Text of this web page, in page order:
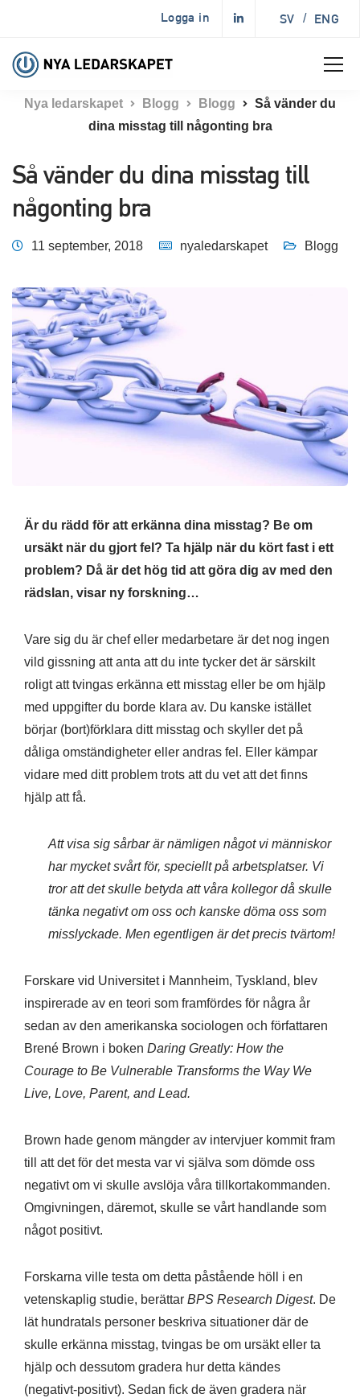
Logga in SV / ENG
Nya ledarskapet Blogg Blogg
Så vänder du
dina misstag till någonting bra
Så vänder du dina misstag till
någonting bra
11 september, 2018 nyaledarskapet Blogg
Är du rädd för att erkänna dina misstag? Be om
ursäkt när du gjort fel? Ta hjälp när du kört fast i ett
problem? Då är det hög tid att göra dig av med den
rädslan, visar ny forskning…
Vare sig du är chef eller medarbetare är det nog ingen
vild gissning att anta att du inte tycker det är särskilt
roligt att tvingas erkänna ett misstag eller be om hjälp
med uppgifter du borde klara av. Du kanske istället
börjar (bort)förklara ditt misstag och skyller det på
dåliga omständigheter eller andras fel. Eller kämpar
vidare med ditt problem trots att du vet att det finns
hjälp att få.
Att visa sig sårbar är nämligen något vi människor
har mycket svårt för, speciellt på arbetsplatser. Vi
tror att det skulle betyda att våra kollegor då skulle
tänka negativt om oss och kanske döma oss som
misslyckade. Men egentligen är det precis tvärtom!
Forskare vid Universitet i Mannheim, Tyskland, blev
inspirerade av en teori som framfördes för några år
sedan av den amerikanska sociologen och författaren
Brené Brown i boken Daring Greatly: How the
Courage to Be Vulnerable Transforms the Way We
Live, Love, Parent, and Lead.
Brown hade genom mängder av intervjuer kommit fram
till att det för det mesta var vi själva som dömde oss
negativt om vi skulle avslöja våra tillkortakommanden.
Omgivningen, däremot, skulle se vårt handlande som
något positivt.
Forskarna ville testa om detta påstående höll i en
vetenskaplig studie, berättar BPS Research Digest. De
lät hundratals personer beskriva situationer där de
skulle erkänna misstag, tvingas be om ursäkt eller ta
hjälp och dessutom gradera hur detta kändes
(negativt-positivt). Sedan fick de även gradera när